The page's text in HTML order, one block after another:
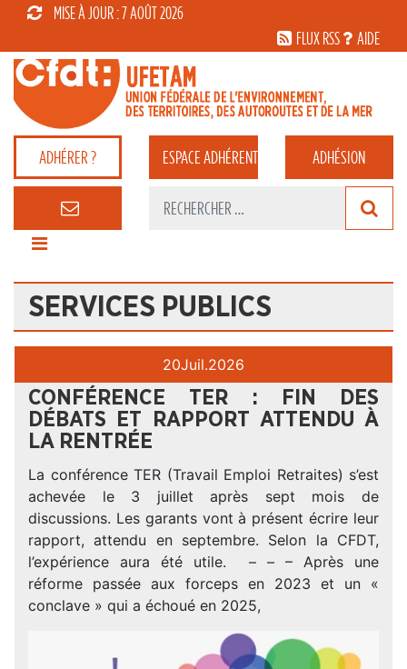
MISE À JOUR : 7 AOÛT 2026
FLUX RSS
AIDE
ADHÉRER ? ESPACEADHÉRENT ADHÉSION
SERVICES PUBLICS
20Juil.2026
CONFÉRENCE TER : FIN DES
DÉBATS ET RAPPORT ATTENDU À
LA RENTRÉE
La conférence TER (Travail Emploi Retraites) s’est
achevée le 3 juillet après sept mois de
discussions. Les garants vont à présent écrire leur
rapport, attendu en septembre. Selon la CFDT,
l’expérience aura été utile. – – – Après une
réforme passée aux forceps en 2023 et un «
conclave » qui a échoué en 2025,